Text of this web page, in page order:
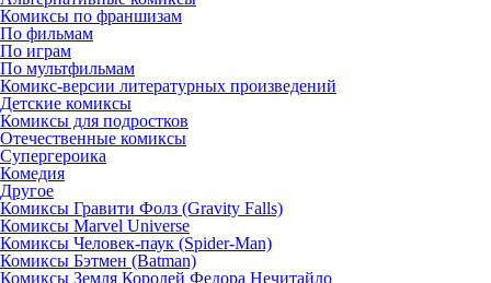
Комиксы по франшизам
По фильмам
По играм
По мультфильмам
Комикс-версии литературных произведений
Детские комиксы
Комиксы для подростков
Отечественные комиксы
Супергероика
Комедия
Другое
Комиксы Гравити Фолз (Gravity Falls)
Комиксы Marvel Universe
Комиксы Человек-паук (Spider-Man)
Комиксы Бэтмен (Batman)
Комиксы Земля Королей Федора Нечитайло